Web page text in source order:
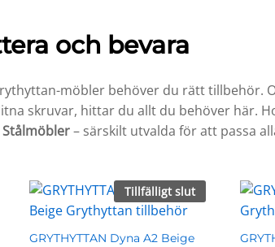
och bevara
möbler behöver du rätt tillbehör.
skruvar, hittar du allt du behöver här.
– särskilt utvalda för att passa
Tillfälligt slut
GRYTHYTTAN Dyna A2 Beige